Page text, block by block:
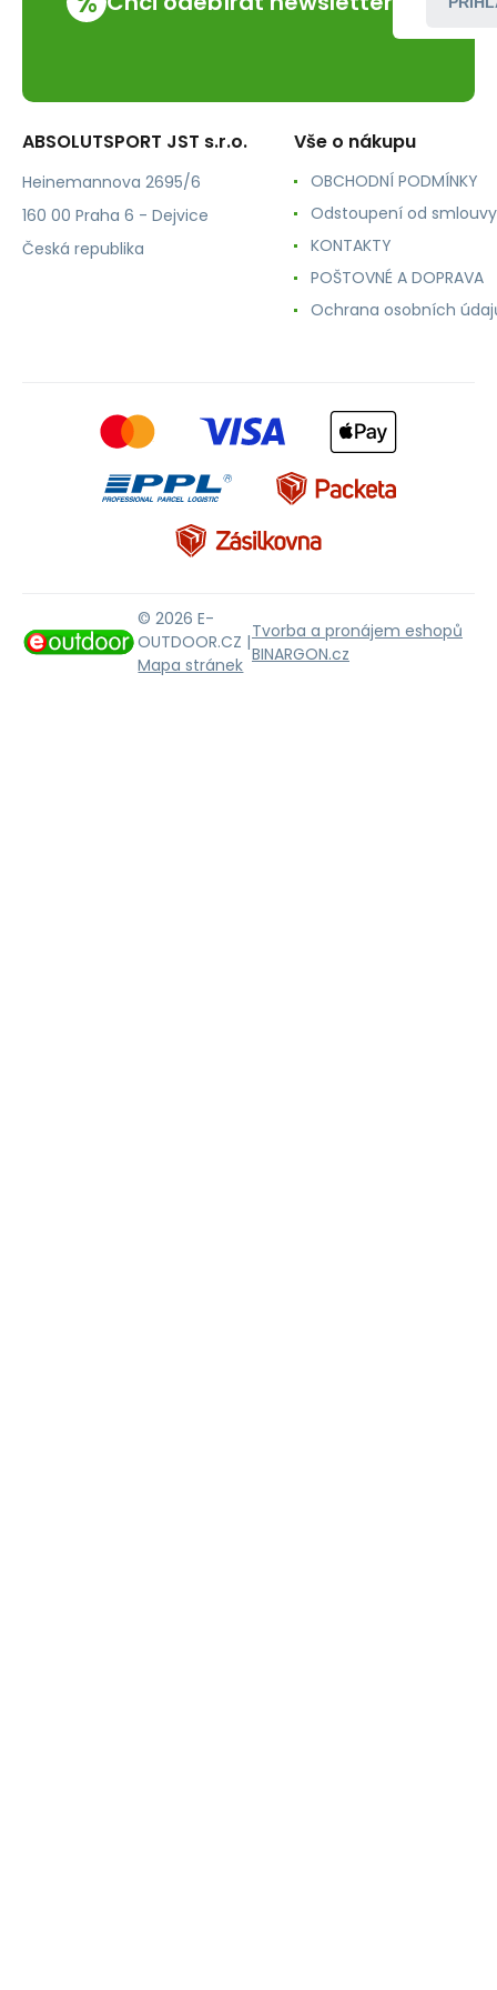
ABSOLUTSPORT JST s.r.o.
Heinemannova 2695/6
160 00 Praha 6 - Dejvice
Česká republika
Vše o nákupu
OBCHODNÍ PODMÍNKY
Odstoupení od smlouvy
KONTAKTY
POŠTOVNÉ A DOPRAVA
Ochrana osobních
© 2026 E-
OUTDOOR.CZ |
Mapa stránek
Tvorba a pronájem eshopů
BINARGON.cz